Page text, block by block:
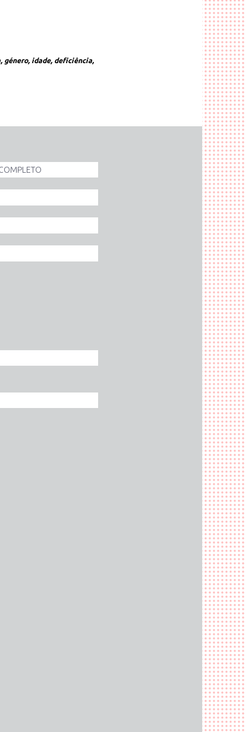
género, idade, deficiência,